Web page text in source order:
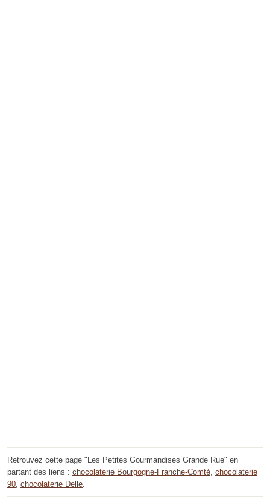
Retrouvez cette page "Les Petites Gourmandises Grande Rue" en
partant des liens : chocolaterie Bourgogne-Franche-Comté, chocolaterie
90, chocolaterie Delle.